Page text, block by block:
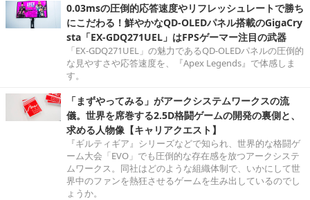
0.03msの圧倒的応答速度やリフレッシュレートで勝ち
にこだわる！鮮やかなQD-OLEDパネル搭載のGigaCry
sta「EX-GDQ271UEL」はFPSゲーマー注目の武器
「EX-GDQ271UEL」の魅力であるQD-OLEDパネルの圧倒的
な見やすさや応答速度を、『Apex Legends』で体感しま
す。
「まずやってみる」がアークシステムワークスの流
儀。世界を席巻する2.5D格闘ゲームの開発の裏側と、
求める人物像【キャリアクエスト】
『ギルティギア』シリーズなどで知られ、世界的な格闘ゲ
ーム大会「EVO」でも圧倒的な存在感を放つアークシステ
ムワークス。同社はどのような組織体制で、いかにして世
界中のファンを熱狂させるゲームを生み出しているのでし
ょうか。